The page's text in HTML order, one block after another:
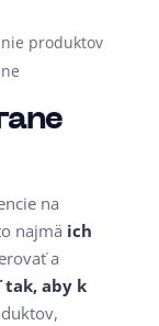
produktov
na
najmä ich
a
aby k